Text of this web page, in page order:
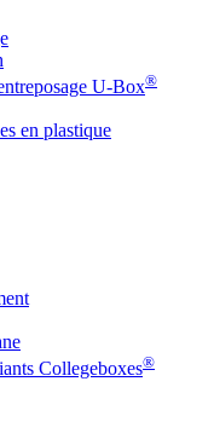
U-Box®
en plastique
Collegeboxes®